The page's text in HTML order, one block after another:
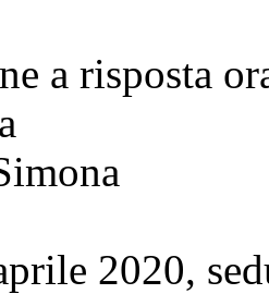
a risposta
2020,